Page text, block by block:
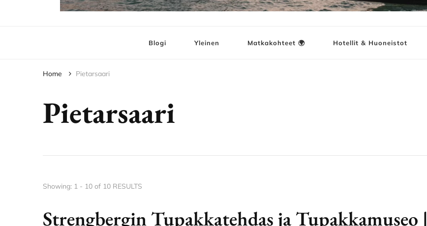
Elämää ja Matkoja
Blogi Yleinen Matkakohteet 🌍 Hotellit & Huoneistot
Home Pietarsaari
Pietarsaari
Showing: 1 - 10 of 10 RESULTS
Strengbergin Tupakkatehdas ja Tupakkamuseo |